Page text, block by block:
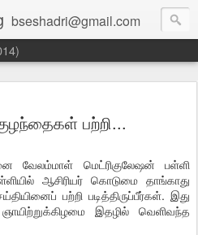
bseshadri@gmail.com
பற்றி...
வேலம்மாள் மெட்ரிகுலேஷன் பள்ளி
ஆசிரியர் கொடுமை தாங்காது
பற்றி படித்திருப்பீர்கள். இது
இதழில் வெளிவந்த